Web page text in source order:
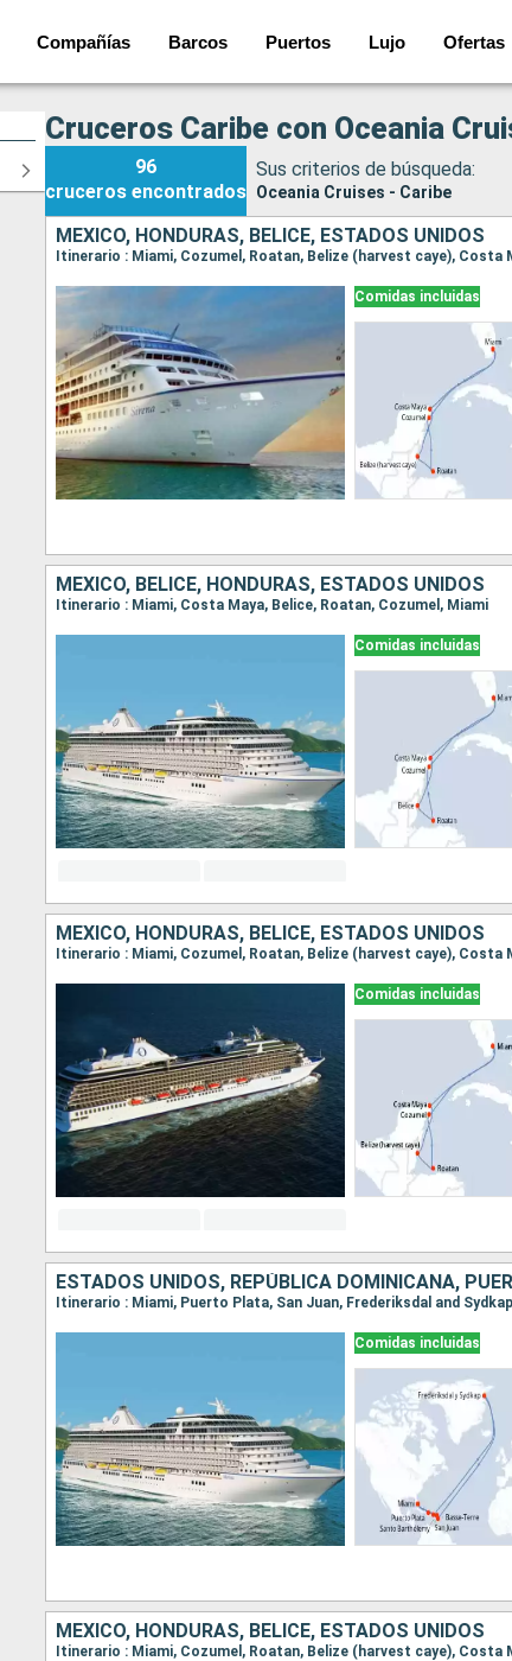
Compañías Barcos Puertos Lujo Ofertas
Cruceros Caribe con Oceania
96
cruceros encontrados
Sus criterios de búsqueda:
Oceania Cruises - Caribe
MÉXICO, HONDURAS, BELICE, ESTADOS UNIDOS
Itinerario : Miami, Cozumel, Roatan, Belize (harvest caye), Costa
Comidas incluidas
MÉXICO, BELICE, HONDURAS, ESTADOS UNIDOS
Itinerario : Miami, Costa Maya, Belice, Roatan, Cozumel, Miami
Comidas incluidas
MÉXICO, HONDURAS, BELICE, ESTADOS UNIDOS
Itinerario : Miami, Cozumel, Roatan, Belize (harvest caye), Costa
Comidas incluidas
Comidas incluidas
MÉXICO, HONDURAS, BELICE, ESTADOS UNIDOS
Itinerario : Miami, Cozumel, Roatan, Belize (harvest caye), Costa